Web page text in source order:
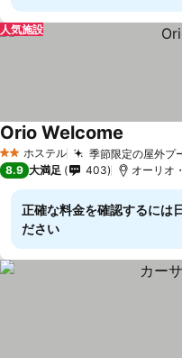
人気施設
2 ホテルのランク
ホステル 季節限定の屋外プ
Orio Welcome
8.9 大満足 403 オーリオ
正確な料金を確認するには
ださい